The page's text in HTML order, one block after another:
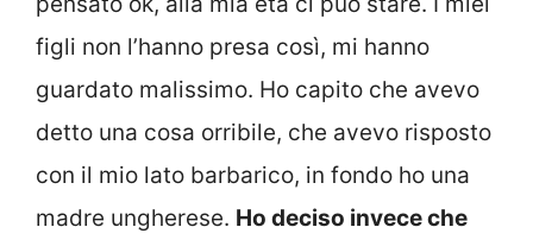
figli non l’hanno presa così, mi hanno
guardato malissimo. Ho capito che avevo
detto una cosa orribile, che avevo risposto
con il mio lato barbarico, in fondo ho una
madre ungherese. Ho deciso invece che